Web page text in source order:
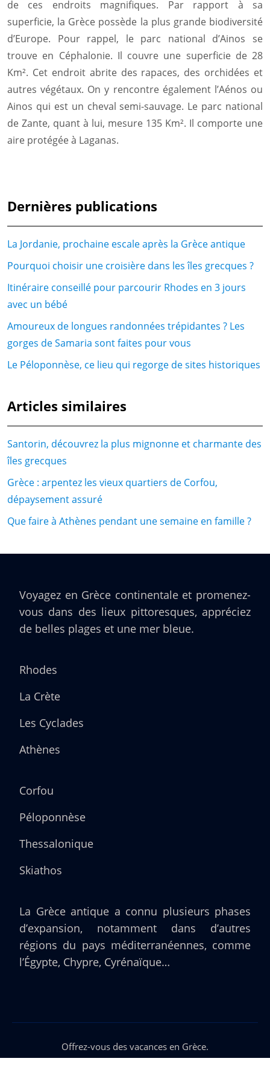
de ces endroits magnifiques. Par rapport à sa
superficie, la Grèce possède la plus grande biodiversité
d’Europe. Pour rappel, le parc national d’Ainos se
trouve en Céphalonie. Il couvre une superficie de 28
Km². Cet endroit abrite des rapaces, des orchidées et
autres végétaux. On y rencontre également l’Aénos ou
Ainos qui est un cheval semi-sauvage. Le parc national
de Zante, quant à lui, mesure 135 Km². Il comporte une
aire protégée à Laganas.
Dernières publications
La Jordanie, prochaine escale après la Grèce antique
Pourquoi choisir une croisière dans les îles grecques ?
Itinéraire conseillé pour parcourir Rhodes en 3 jours
avec un bébé
Amoureux de longues randonnées trépidantes ? Les
gorges de Samaria sont faites pour vous
Le Péloponnèse, ce lieu qui regorge de sites historiques
Articles similaires
Santorin, découvrez la plus mignonne et charmante des
îles grecques
Grèce : arpentez les vieux quartiers de Corfou,
dépaysement assuré
Que faire à Athènes pendant une semaine en famille ?
Voyagez en Grèce continentale et promenez-
vous dans des lieux pittoresques, appréciez
de belles plages et une mer bleue.
Rhodes
La Crète
Les Cyclades
Athènes
Corfou
Péloponnèse
Thessalonique
Skiathos
La Grèce antique a connu plusieurs phases
d’expansion, notamment dans d’autres
régions du pays méditerranéennes, comme
l’Égypte, Chypre, Cyrénaïque…
Offrez-vous des vacances en Grèce.